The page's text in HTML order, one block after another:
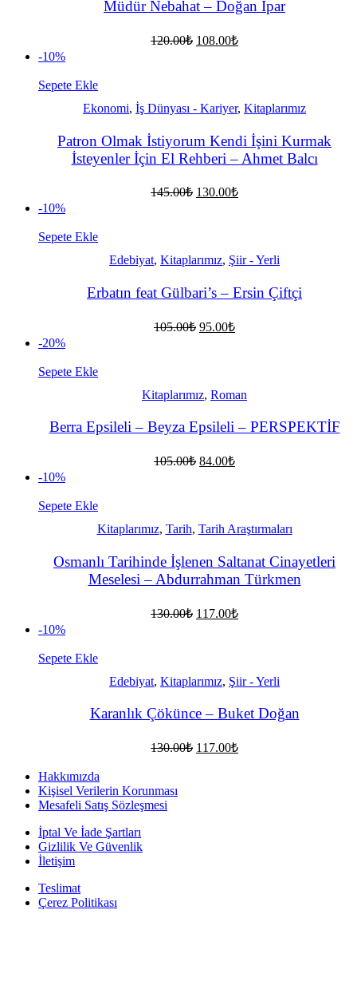
Müdür Nebahat – Doğan İpar
120.00₺ Orijinal
108.00₺Şu
-10%
Sepete Ekle
Ekonomi, İş Dünyası - Kariyer, Kitaplarımız
Patron Olmak İstiyorum Kendi İşini Kurmak
İsteyenler İçin El Rehberi – Ahmet Balcı
145.00₺ Orijinal
130.00₺Şu
-10%
Sepete Ekle
Edebiyat, Kitaplarımız, Şiir - Yerli
Erbatın feat Gülbari’s – Ersin Çiftçi
105.00₺ Orijinal
95.00₺Şu
-20%
Sepete Ekle
Kitaplarımız, Roman
Berra Epsileli – Beyza Epsileli – PERSPEKTİF
105.00₺ Orijinal
84.00₺Şu
-10%
Sepete Ekle
Kitaplarımız, Tarih, Tarih Araştırmaları
Osmanlı Tarihinde İşlenen Saltanat Cinayetleri
Meselesi – Abdurrahman Türkmen
130.00₺ Orijinal
117.00₺Şu
-10%
Sepete Ekle
Edebiyat, Kitaplarımız, Şiir - Yerli
Karanlık Çökünce – Buket Doğan
130.00₺ Orijinal
117.00₺Şu
Hakkımızda
Kişisel Verilerin Korunması
Mesafeli Satış Sözleşmesi
İptal Ve İade Şartları
Gizlilik Ve Güvenlik
İletişim
Teslimat
Çerez Politikası